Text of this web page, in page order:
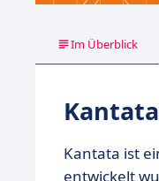
Im Überblick
Kantata ist
entwickelt